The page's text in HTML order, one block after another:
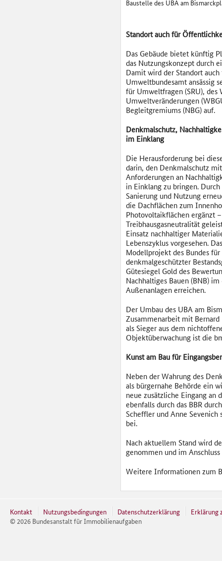
Baustelle des UBA am
Standort auch für
Das Gebäude bietet künftig
das Nutzungskonzept durch
Damit wird der Standort
Umweltbundesamt ansässig
für Umweltfragen (SRU), des
Umweltveränderungen
Begleitgremiums (NBG) auf.
Denkmalschutz,
im Einklang
Die Herausforderung bei
darin, den Denkmalschutz
Anforderungen an
in Einklang zu bringen.
Sanierung und Nutzung
die Dachflächen zum
Photovoltaikflächen ergänzt
Treibhausgasneutralität
Einsatz nachhaltiger
Lebenszyklus vorgesehen.
Modellprojekt des Bundes
denkmalgeschützter
Gütesiegel Gold des
Nachhaltiges Bauen (BNB)
Außenanlagen erreichen.
Der Umbau des UBA am
Zusammenarbeit mit
als Sieger aus dem
Objektüberwachung ist die
Kunst am Bau für
Neben der Wahrung des
als bürgernahe Behörde ein
neue zusätzliche Eingang
ebenfalls durch das BBR
Scheffler und Anne
bei.
Nach aktuellem Stand wird
genommen und im
Weitere Informationen zum
Kontakt Nutzungsbedingungen Datenschutzerklärung
Erklärung
© 2026 Bundesanstalt für Immobilienaufgaben